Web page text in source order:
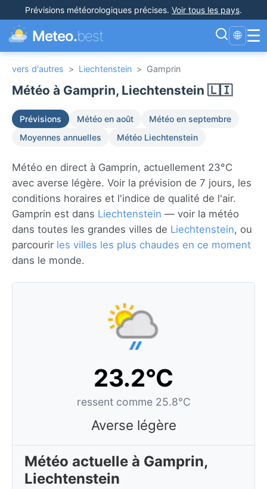
Prévisions météorologiques précises. Voir tous les pays.
Meteo.best 🌐 ☰
vers d'autres > Liechtenstein > Gamprin
Météo à Gamprin, Liechtenstein 🇱🇮
Prévisions Météo en août
Météo en septembre
Moyennes annuelles
Météo Liechtenstein
Météo en direct à Gamprin, actuellement 23°C
avec averse légère. Voir la prévision de 7 jours, les
conditions horaires et l'indice de qualité de l'air.
Gamprin est dans Liechtenstein — voir la météo
dans toutes les grandes villes de Liechtenstein, ou
parcourir les villes les plus chaudes en ce moment
dans le monde.
23.2°C
ressent comme 25.8°C
Averse légère
Météo actuelle à Gamprin,
Liechtenstein